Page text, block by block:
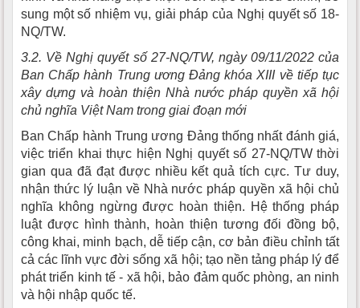
sung một số nhiệm vụ, giải pháp của Nghị quyết số 18-
NQ/TW.
3.2. Về Nghị quyết số 27-NQ/TW, ngày 09/11/2022 của
Ban Chấp hành Trung ương Đảng khóa XIII về tiếp tục
xây dựng và hoàn thiện Nhà nước pháp quyền xã hội
chủ nghĩa Việt Nam trong giai đoạn mới
Ban Chấp hành Trung ương Đảng thống nhất đánh giá,
việc triển khai thực hiện Nghị quyết số 27-NQ/TW thời
gian qua đã đạt được nhiều kết quả tích cực. Tư duy,
nhận thức lý luận về Nhà nước pháp quyền xã hội chủ
nghĩa không ngừng được hoàn thiện. Hệ thống pháp
luật được hình thành, hoàn thiện tương đối đồng bộ,
công khai, minh bạch, dễ tiếp cận, cơ bản điều chỉnh tất
cả các lĩnh vực đời sống xã hội; tạo nền tảng pháp lý để
phát triển kinh tế - xã hội, bảo đảm quốc phòng, an ninh
và hội nhập quốc tế.